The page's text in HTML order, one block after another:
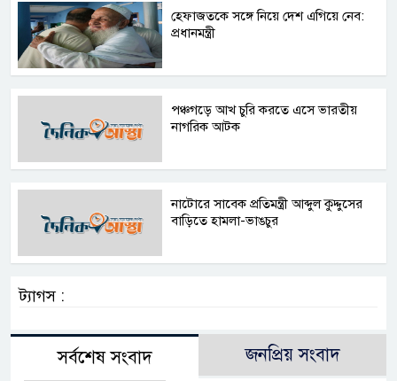
হেফাজতকে সঙ্গে নিয়ে দেশ এগিয়ে নেব:
প্রধানমন্ত্রী
পঞ্চগড়ে আখ চুরি করতে এসে ভারতীয়
নাগরিক আটক
নাটোরে সাবেক প্রতিমন্ত্রী আব্দুল কুদ্দুসের
বাড়িতে হামলা-ভাঙচুর
ট্যাগস :
সর্বশেষ সংবাদ জনপ্রিয় সংবাদ